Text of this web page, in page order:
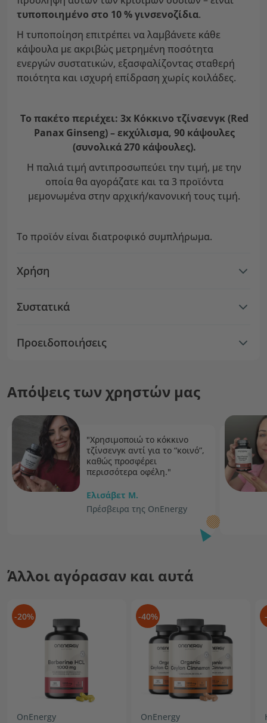
τυποποιημένο στο 10 % γινσενοζίδια.
Η τυποποίηση επιτρέπει να λαμβάνετε κάθε
κάψουλα με ακριβώς μετρημένη ποσότητα
ενεργών συστατικών, εξασφαλίζοντας σταθερή
ποιότητα και ισχυρή επίδραση χωρίς κοιλάδες.
Το πακέτο περιέχει: 3x Κόκκινο τζίνσενγκ (Red
Panax Ginseng) – εκχύλισμα, 90 κάψουλες
(συνολικά 270 κάψουλες).
Η παλιά τιμή αντιπροσωπεύει την τιμή, με την
οποία θα αγοράζατε και τα 3 προϊόντα
μεμονωμένα στην αρχική/κανονική τους τιμή.
Το προϊόν είναι διατροφικό συμπλήρωμα.
Χρήση
Συστατικά
Προειδοποιήσεις
Απόψεις των χρηστών μας
"Χρησιμοποιώ το κόκκινο
τζίνσενγκ αντί για το “κοινό”,
καθώς προσφέρει
περισσότερα οφέλη."
Ελισάβετ Μ.
Πρέσβειρα της OnEnergy
Άλλοι αγόρασαν και αυτά
-20%
OnEnergy
-40%
OnEnergy